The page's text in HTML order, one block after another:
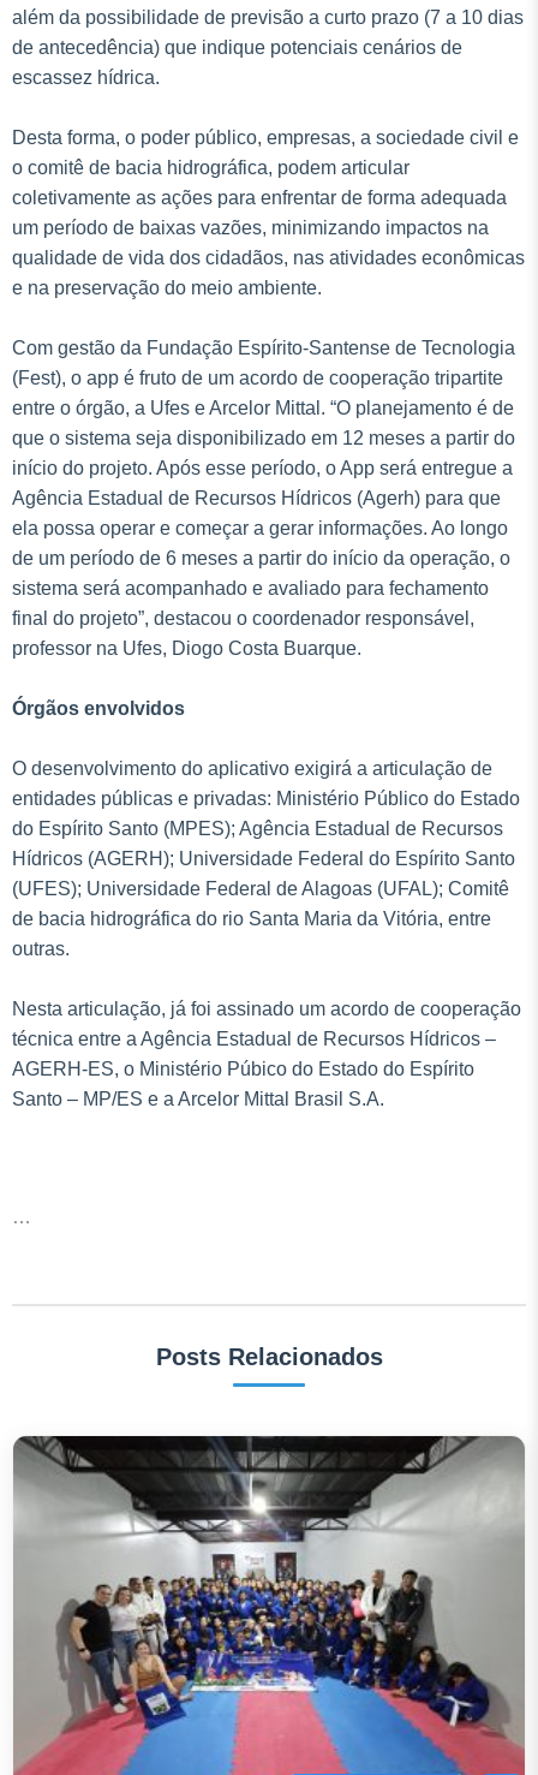
além da possibilidade de previsão a curto prazo (7 a 10 dias
de antecedência) que indique potenciais cenários de
escassez hídrica.
Desta forma, o poder público, empresas, a sociedade civil e
o comitê de bacia hidrográfica, podem articular
coletivamente as ações para enfrentar de forma adequada
um período de baixas vazões, minimizando impactos na
qualidade de vida dos cidadãos, nas atividades econômicas
e na preservação do meio ambiente.
Com gestão da Fundação Espírito-Santense de Tecnologia
(Fest), o app é fruto de um acordo de cooperação tripartite
entre o órgão, a Ufes e Arcelor Mittal. “O planejamento é de
que o sistema seja disponibilizado em 12 meses a partir do
início do projeto. Após esse período, o App será entregue a
Agência Estadual de Recursos Hídricos (Agerh) para que
ela possa operar e começar a gerar informações. Ao longo
de um período de 6 meses a partir do início da operação, o
sistema será acompanhado e avaliado para fechamento
final do projeto”, destacou o coordenador responsável,
professor na Ufes, Diogo Costa Buarque.
Órgãos envolvidos
O desenvolvimento do aplicativo exigirá a articulação de
entidades públicas e privadas: Ministério Público do Estado
do Espírito Santo (MPES); Agência Estadual de Recursos
Hídricos (AGERH); Universidade Federal do Espírito Santo
(UFES); Universidade Federal de Alagoas (UFAL); Comitê
de bacia hidrográfica do rio Santa Maria da Vitória, entre
outras.
Nesta articulação, já foi assinado um acordo de cooperação
técnica entre a Agência Estadual de Recursos Hídricos –
AGERH-ES, o Ministério Púbico do Estado do Espírito
Santo – MP/ES e a Arcelor Mittal Brasil S.A.
…
Posts Relacionados